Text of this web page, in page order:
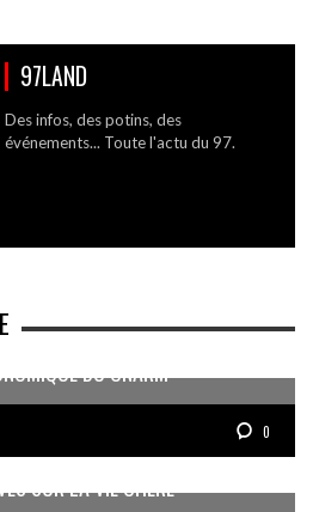
97LAND
Des infos, des potins, des
événements... Toute l'actu du 97.
DU CNARM
0
SUR LA VIE CHÈRE